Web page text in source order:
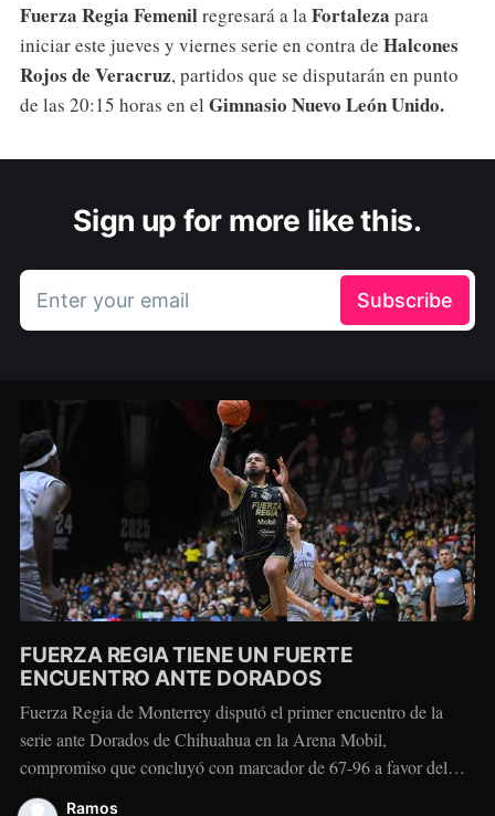
Fuerza Regia Femenilregresará a laFortaleza para
iniciar este jueves y viernes serie en contra de Halcones
Rojos de Veracruz, partidos que se disputarán en punto
de las 20:15 horas en el Gimnasio Nuevo León Unido.
Sign up for more like this.
Enter your email Subscribe
FUERZA REGIA TIENE UN FUERTE
ENCUENTRO ANTE DORADOS
Fuerza Regia de Monterrey disputó el primer encuentro de la
serie ante Dorados de Chihuahua en la Arena Mobil,
compromiso que concluyó con marcador de 67-96 a favor del
conjunto visitante. Dorados tomó ventaja durante la primera
Ramos